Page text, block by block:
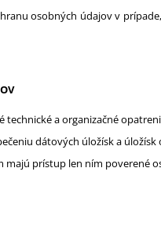
osobných údajov v
a organizačné
dátových úložísk a
majú prístup len ním poverené